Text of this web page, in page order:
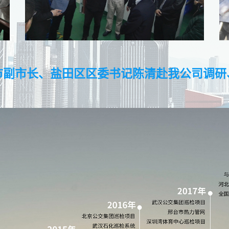
市长、盐田区区委书记陈清赴我公司调